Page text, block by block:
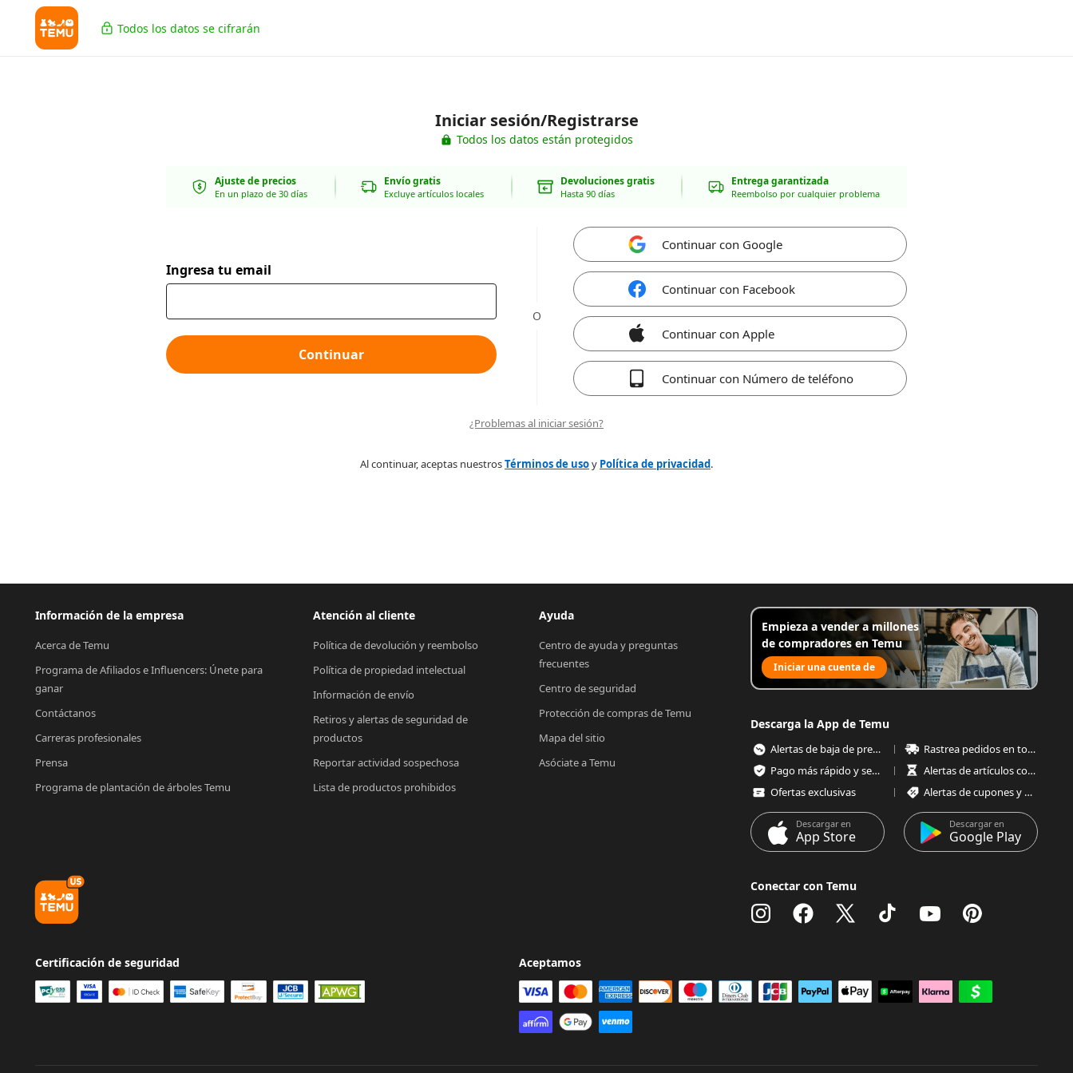
Todos los datos se cifrarán
Iniciar sesión/Registrarse
Todos los datos están protegidos
Ajuste de precios
En un plazo de 30 días
Envío gratis
Excluye artículos locales
Devoluciones gratis
Hasta 90 días
Entrega garantizada
Reembolso por cualquier problema
Ingresa tu email
Continuar
O
Continuar con Google
Continuar con Facebook
Continuar con Apple
Continuar con Número de teléfono
¿Problemas al iniciar sesión?
Al continuar, aceptas nuestrosTérminos de usoy Política de privacidad.
Información de la empresa
Acerca de Temu
Programa de Afiliados e Influencers: Únete para
ganar
Contáctanos
Carreras profesionales
Prensa
Programa de plantación de árboles Temu
Atención al cliente
Política de devolución y reembolso
Política de propiedad intelectual
Información de envío
Retiros y alertas de seguridad de
productos
Reportar actividad sospechosa
Lista de productos prohibidos
Ayuda
Centro de ayuda y preguntas
frecuentes
Centro de seguridad
Protección de compras de Temu
Mapa del sitio
Asóciate a Temu
Empieza a vender a millones
de compradores en Temu
Iniciar una cuenta de
venta
Descarga la App de Temu
Alertas de baja de precios
Rastrea pedidos en todo momento
Pago más rápido y seguro
Alertas de artículos con poco stock
Ofertas exclusivas
Alertas de cupones y ofertas
Descargar en
App Store
Descargar en
Google Play
Conectar con Temu
Certificación de seguridad Aceptamos